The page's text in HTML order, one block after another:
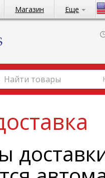
Магазин Еще